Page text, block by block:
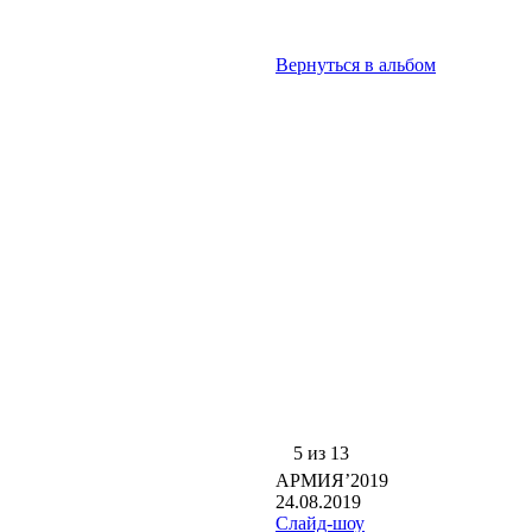
Вернуться в альбом
5 из 13
АРМИЯ’2019
24.08.2019
Слайд-шоу